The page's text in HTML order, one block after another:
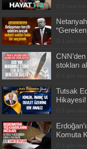
stokları
Tutsak
Hikayesi!
Komuta